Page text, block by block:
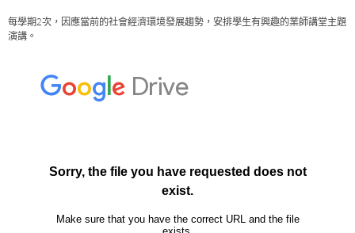
每學期2次，因應當前的社會經濟環境發展趨勢，安排學生有興趣的業師講堂主題
演講。